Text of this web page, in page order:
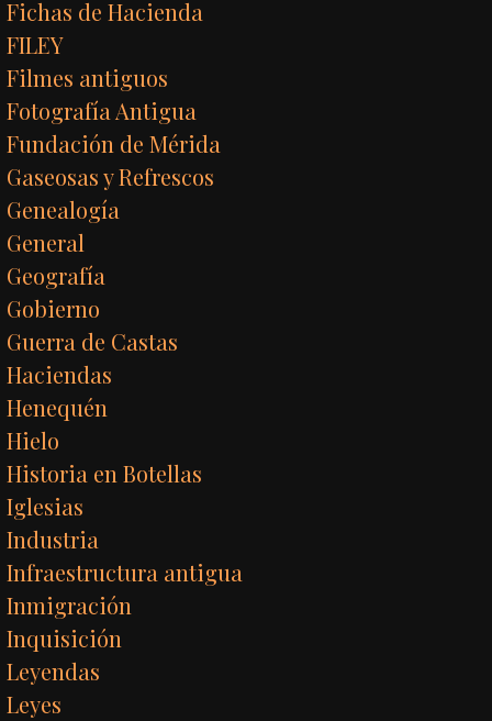
Fichas de Hacienda
FILEY
Filmes antiguos
Fotografía Antigua
Fundación de Mérida
Gaseosas y Refrescos
Genealogía
General
Geografía
Gobierno
Guerra de Castas
Haciendas
Henequén
Hielo
Historia en Botellas
Iglesias
Industria
Infraestructura antigua
Inmigración
Inquisición
Leyendas
Leyes